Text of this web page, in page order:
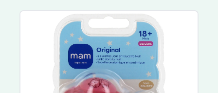
Ursapharm
VISUfarma
Zeiss
Confiance
Saforelle
Always
Johnson et Johnson